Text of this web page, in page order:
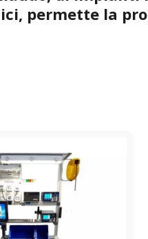
permette la